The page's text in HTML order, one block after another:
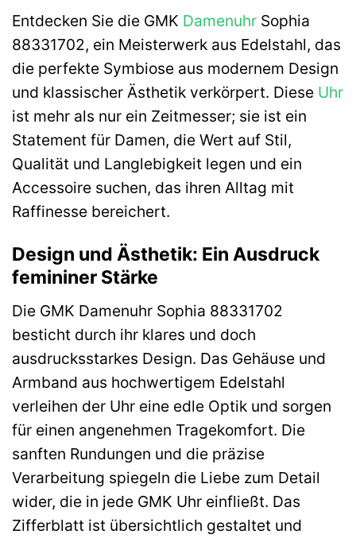
Entdecken Sie die GMK Damenuhr Sophia
88331702, ein Meisterwerk aus Edelstahl, das
die perfekte Symbiose aus modernem Design
und klassischer Ästhetik verkörpert. Diese Uhr
ist mehr als nur ein Zeitmesser; sie ist ein
Statement für Damen, die Wert auf Stil,
Qualität und Langlebigkeit legen und ein
Accessoire suchen, das ihren Alltag mit
Raffinesse bereichert.
Design und Ästhetik: Ein Ausdruck
femininer Stärke
Die GMK Damenuhr Sophia 88331702
besticht durch ihr klares und doch
ausdrucksstarkes Design. Das Gehäuse und
Armband aus hochwertigem Edelstahl
verleihen der Uhr eine edle Optik und sorgen
für einen angenehmen Tragekomfort. Die
sanften Rundungen und die präzise
Verarbeitung spiegeln die Liebe zum Detail
wider, die in jede GMK Uhr einfließt. Das
Zifferblatt ist übersichtlich gestaltet und